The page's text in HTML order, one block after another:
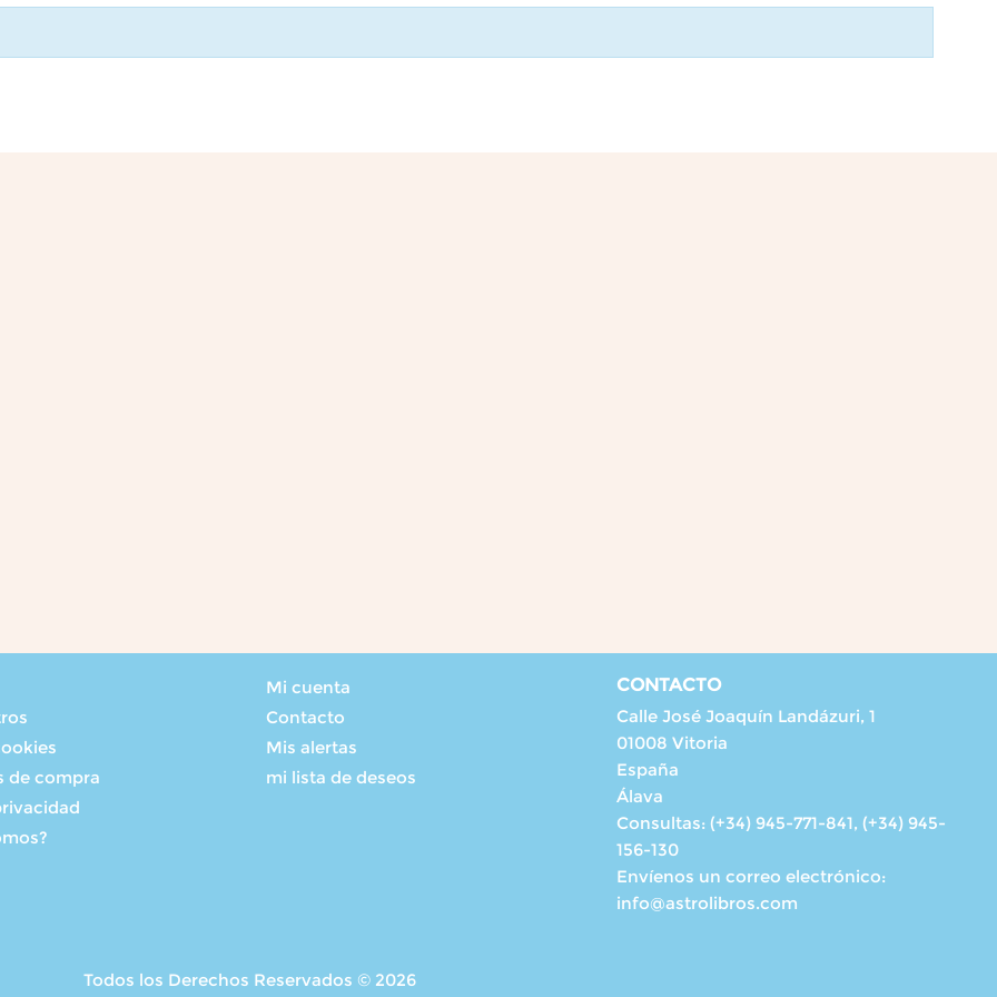
de compra
Mi cuenta
Contacto
Mis alertas
mi lista de deseos
CONTACTO
Calle José Joaquín Landázuri, 1
01008 Vitoria
España
Álava
Consultas: (+34) 945-771-841, (+34) 945-
156-130
Envíenos un correo electrónico:
info@astrolibros.com
Todos los Derechos Reservados © 2026